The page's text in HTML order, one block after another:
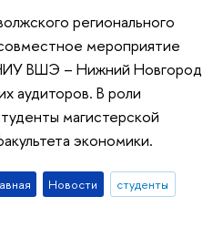
регионального
мероприятие
ВШЭ – Нижний Новгород
аудиторов. В роли
магистерской
экономики.
Новости
студенты